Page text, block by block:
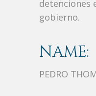
detenciones
gobierno.
NAME:
PEDRO